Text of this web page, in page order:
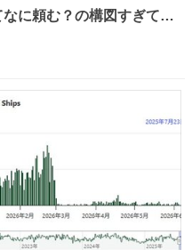
なに頼む？の構図すぎて…